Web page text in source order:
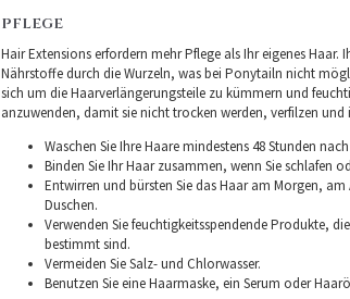
PFLEGE
Hair Extensions erfordern mehr Pflege als Ihr eigenes Haar.
Nährstoffe durch die Wurzeln, was bei Ponytailn nicht
sich um die Haarverlängerungsteile zu kümmern und
anzuwenden, damit sie nicht trocken werden, verfilzen und
Waschen Sie Ihre Haare mindestens 48 Stunden
Binden Sie Ihr Haar zusammen, wenn Sie schlafen
Entwirren und bürsten Sie das Haar am Morgen,
Duschen.
Verwenden Sie feuchtigkeitsspendende Produkte,
bestimmt sind.
Vermeiden Sie Salz- und Chlorwasser.
Benutzen Sie eine Haarmaske, ein Serum oder